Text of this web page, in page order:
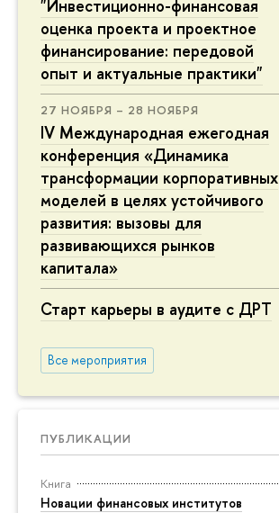
"Инвестиционно-финансовая
оценка проекта и проектное
финансирование: передовой
опыт и актуальные практики"
27 НОЯБРЯ – 28 НОЯБРЯ
IV Международная ежегодная
конференция «Динамика
трансформации корпоративных
моделей в целях устойчивого
развития: вызовы для
развивающихся рынков
капитала»
Старт карьеры в аудите с ДРТ
Все мероприятия
ПУБЛИКАЦИИ
Книга
Новации финансовых институтов